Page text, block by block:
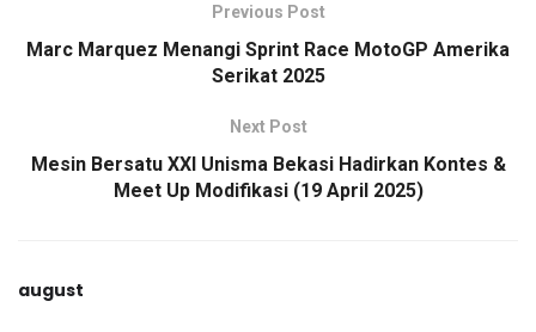
Previous Post
Marc Marquez Menangi Sprint Race MotoGP Amerika
Serikat 2025
Next Post
Mesin Bersatu XXI Unisma Bekasi Hadirkan Kontes &
Meet Up Modifikasi (19 April 2025)
august